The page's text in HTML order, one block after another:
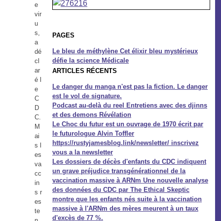
e
vir
u
s,
a
dé
cl
ar
é l
e
C
D
C.
M
ai
s l
es
va
cc
in
s r
es
te
PAGES
Le bleu de méthylène Cet élixir bleu mystérieux
défie la science Médicale
ARTICLES RÉCENTS
Le danger du manga n'est pas la fiction. Le danger
est le vol de signature.
Podcast au-delà du reel Entretiens avec des djinns
et des demons Révélation
Le Choc du futur est un ouvrage de 1970 écrit par
le futurologue Alvin Toffler
https://rustyjamesblog.link/newsletter/ inscrivez
vous a la newsletter
Les dossiers de décès d'enfants du CDC indiquent
un grave préjudice transgénérationnel de la
vaccination massive à ARNm Une nouvelle analyse
des données du CDC par The Ethical Skeptic
montre que les enfants nés suite à la vaccination
massive à l'ARNm des mères meurent à un taux
d'excès de 77 %.